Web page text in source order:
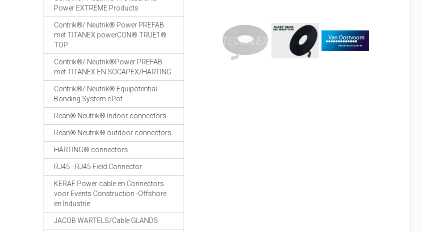
Power EXTREME Products
Contrik®/ Neutrik® Power PREFAB
met TITANEX powerCON® TRUE1®
TOP
Contrik®/ Neutrik®Power PREFAB
met TITANEX EN SOCAPEX/HARTING
Contrik®/ Neutrik® Equipotential
Bonding System cPot
Rean® Neutrik® Indoor connectors
Rean® Neutrik® outdoor connectors
HARTING® connectors
RJ45 - RJ45 Field Connector
KERAF Power cable en Connectors
voor Events Construction -Offshore
en Industrie
JACOB WARTELS/Cable GLANDS